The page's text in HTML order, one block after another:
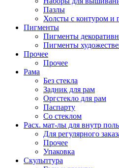
Пазлы
Холсты с контуром и
Пигменты
Пигменты
Пигменты
Прочее
Прочее
Рама
Без стекла
Задник для рам
Оргстекло для рам
Паспарту
Со стеклом
Расх. мат-лы для внутр
Для регулярного
Прочее
Упаковка
Скульптура